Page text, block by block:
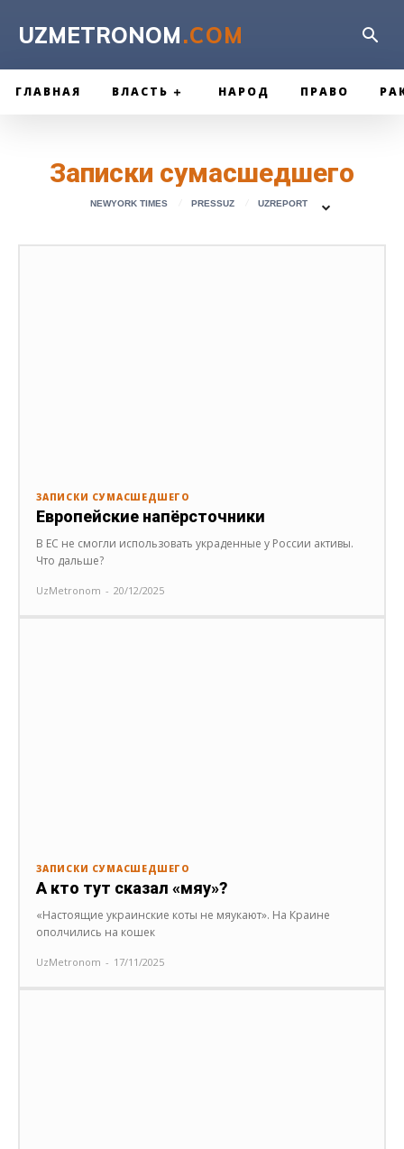
UZMETRONOM.COM
ГЛАВНАЯ ВЛАСТЬ НАРОД ПРАВО
Записки сумасшедшего
NEWYORK TIMES PRESSUZ UZREPORT
ЗАПИСКИ СУМАСШЕДШЕГО
Европейские напёрсточники
В ЕС не смогли использовать украденные у России активы.
Что дальше?
UzMetronom - 20/12/2025
ЗАПИСКИ СУМАСШЕДШЕГО
А кто тут сказал «мяу»?
«Настоящие украинские коты не мяукают». На Краине
ополчились на кошек
UzMetronom - 17/11/2025